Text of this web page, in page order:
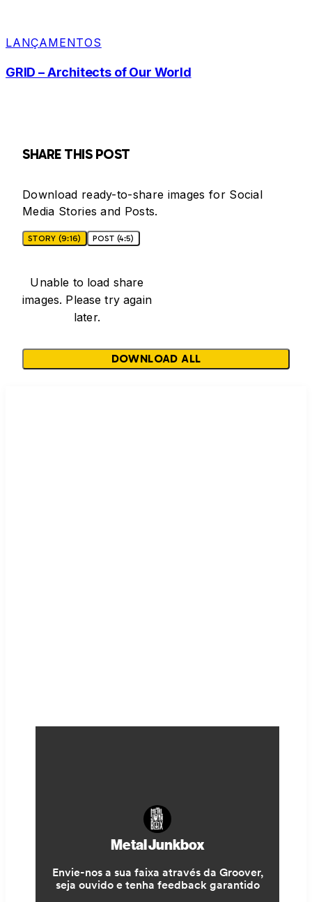
LANÇAMENTOS
GRID – Architects of Our World
SHARE THIS POST
Download ready-to-share images for Social
Media Stories and Posts.
STORY (9:16) POST (4:5)
Unable to load share
images. Please try again
later.
DOWNLOAD ALL